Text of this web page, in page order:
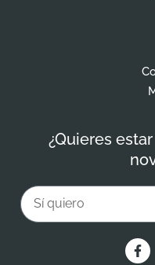
¿Quieres
Email
F
a